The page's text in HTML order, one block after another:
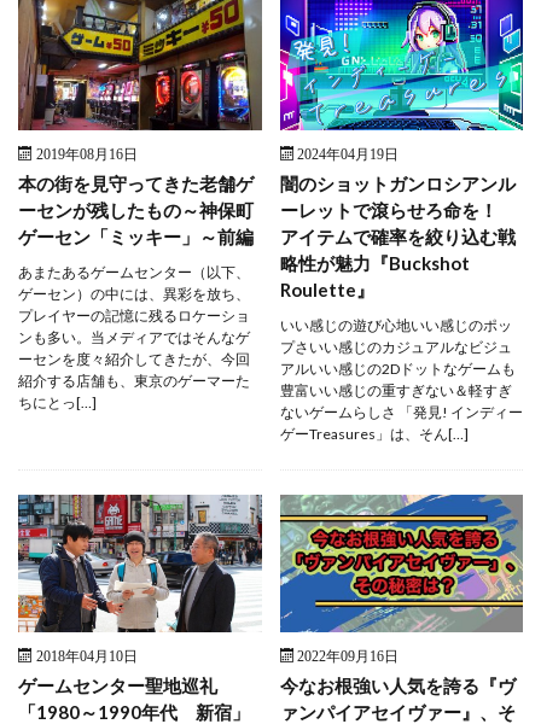
2019年08月16日
本の街を見守ってきた老舗ゲ
ーセンが残したもの～神保町
ゲーセン「ミッキー」～前編
あまたあるゲームセンター（以下、
ゲーセン）の中には、異彩を放ち、
プレイヤーの記憶に残るロケーショ
ンも多い。当メディアではそんなゲ
ーセンを度々紹介してきたが、今回
紹介する店舗も、東京のゲーマーた
ちにとっ[…]
2024年04月19日
闇のショットガンロシアンル
ーレットで滾らせろ命を！
アイテムで確率を絞り込む戦
略性が魅力『Buckshot
Roulette』
いい感じの遊び心地いい感じのポッ
プさいい感じのカジュアルなビジュ
アルいい感じの2Dドットなゲームも
豊富いい感じの重すぎない＆軽すぎ
ないゲームらしさ 「発見! インディー
ゲーTreasures」は、そん[…]
2018年04月10日
ゲームセンター聖地巡礼
「1980～1990年代 新宿」
2022年09月16日
今なお根強い人気を誇る『ヴ
ァンパイアセイヴァー』、そ